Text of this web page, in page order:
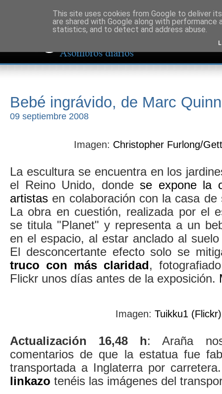
Bebé ingrávido, de Marc Quinn
09 septiembre 2008
Imagen: Christopher Furlong/
La escultura se encuentra en los
el Reino Unido, donde se expone la
artistas en colaboración con la casa
La obra en cuestión, realizada por el
se titula "Planet" y representa a un
en el espacio, al estar anclado al
El desconcertante efecto solo se
truco con más claridad,
Flickr unos días antes de la exposición.
Imagen: Tuikku1 (Flickr)
Actualización 16,48 h: Araña
comentarios de que la estatua fue
transportada a Inglaterra por
linkazo tenéis las imágenes del
This site uses cookies from Google to deliver
are shared with Google along with
statistics, and to detect and address abuse.